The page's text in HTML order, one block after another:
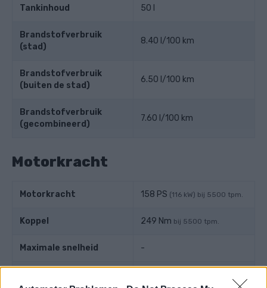
Tankinhoud 50 l
Brandstofverbruik
(stad)
8.40 l/100 km
Brandstofverbruik
(buiten de stad)
6.50 l/100 km
Brandstofverbruik
(gecombineerd)
7.60 l/100 km
Motorkracht
Motorkracht 158 PS (116 kW) bij 5500 tpm.
Koppel 249 Nm bij 5500 tpm.
Maximale snelheid -